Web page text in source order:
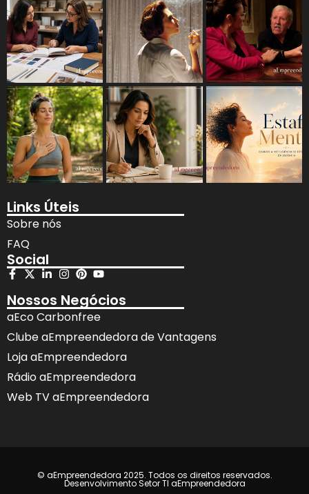
Links Úteis
Sobre nós
FAQ
Social
Nossos Negócios
aEco Carbonfree
Clube aEmpreendedora de Vantagens
Loja aEmpreendedora
Rádio aEmpreendedora
Web TV aEmpreendedora
© aEmpreendedora 2025. Todos os direitos reservados.
Desenvolvimento Setor TI aEmpreendedora